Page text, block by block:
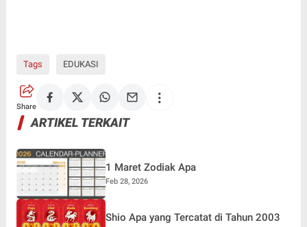
Tags EDUKASI
Share
ARTIKEL TERKAIT
1 Maret Zodiak Apa
Feb 28, 2026
Shio Apa yang Tercatat di Tahun 2003